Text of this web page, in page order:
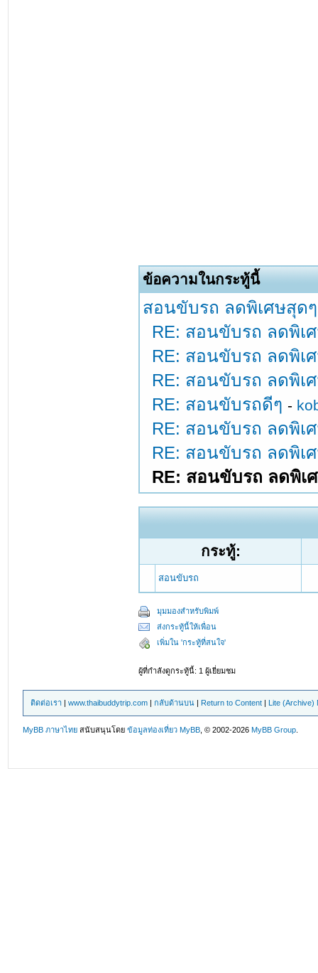
ข้อความในกระทู้นี้
สอนขับรถ ลดพิเศษสุด
RE: สอนขับรถ ลดพิเ
RE: สอนขับรถ ลดพิเ
RE: สอนขับรถ ลดพิเ
RE: สอนขับรถดีๆ -
RE: สอนขับรถ ลดพิเ
RE: สอนขับรถ ลดพิเ
RE: สอนขับรถ ลดพิเ
กระทู้:
สอนขับรถ
มุมมองสำหรับพิมพ์
ส่งกระทู้นี้ให้เพื่อน
เพิ่มใน 'กระทู้ที่สนใจ'
ผู้ที่กำลังดูกระทู้นี้: 1 ผู้เยี่ยมชม
ติดต่อเรา |www.thaibuddytrip.com |กลับด้านบน | Return to Content | Lite (Archive)
MyBB ภาษาไทย สนับสนุนโดยข้อมูลท่องเที่ยว MyBB , © 2002-2026MyBB Group